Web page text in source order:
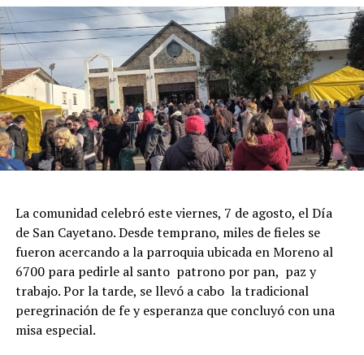
La comunidad celebró este viernes, 7 de agosto, el Día
de San Cayetano. Desde temprano, miles de fieles se
fueron acercando a la parroquia ubicada en Moreno al
6700 para pedirle al santo patrono por pan, paz y
trabajo. Por la tarde, se llevó a cabo la tradicional
peregrinación de fe y esperanza que concluyó con una
misa especial.